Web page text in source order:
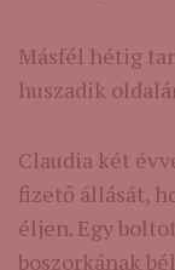
Másfél hétig
huszadik
Claudia két
fizető állását,
éljen. Egy
boszorkának